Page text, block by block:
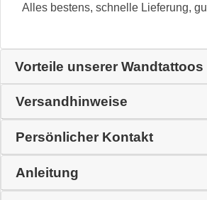
Alles bestens, schnelle Lieferung,
Vorteile unserer Wandtattoos
Versandhinweise
Persönlicher Kontakt
Anleitung